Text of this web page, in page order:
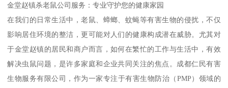
金堂赵镇杀老鼠公司服务：专业守护您的健康家园
在我们的日常生活中，老鼠、蟑螂、蚊蝇等有害生物的侵扰，不仅
影响居住环境的整洁，更可能对人们的健康构成潜在威胁。尤其对
于金堂赵镇的居民和商户而言，如何在繁忙的工作与生活中，有效
解决虫鼠问题，是许多家庭和企业共同关注的焦点。成都仁民有害
生物服务有限公司，作为一家专注于有害生物防治（PMP）领域的